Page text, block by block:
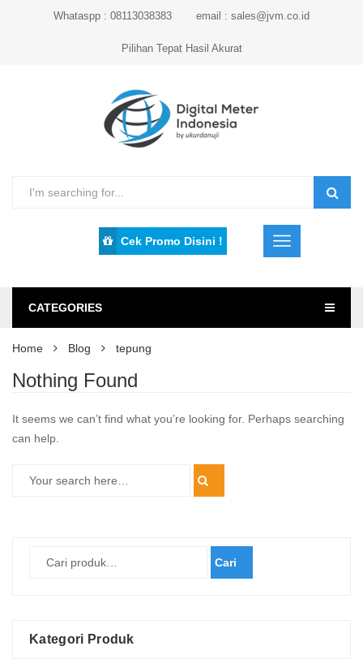
Whataspp : 08113038383 email : sales@jvm.co.id
Pilihan Tepat Hasil Akurat
Cek Promo Disini !
CATEGORIES
Home Blog tepung
Nothing Found
It seems we can’t find what you’re looking for. Perhaps searching
can help.
Cari
Kategori Produk